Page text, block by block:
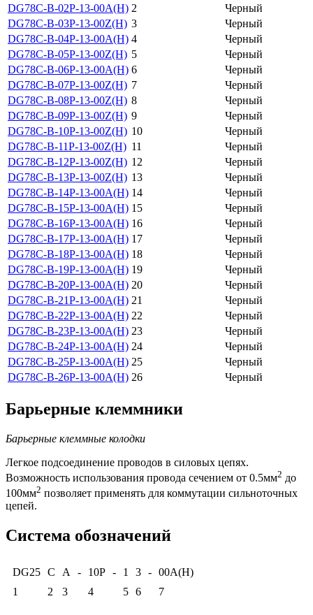
DG78C-B-02P-13-00A(H) 2
Черный
DG78C-B-03P-13-00Z(H) 3
Черный
DG78C-B-04P-13-00A(H) 4
Черный
DG78C-B-05P-13-00Z(H) 5
Черный
DG78C-B-06P-13-00A(H) 6
Черный
DG78C-B-07P-13-00Z(H) 7
Черный
DG78C-B-08P-13-00Z(H) 8
Черный
DG78C-B-09P-13-00Z(H) 9
Черный
DG78C-B-10P-13-00Z(H) 10
Черный
DG78C-B-11P-13-00Z(H) 11
Черный
DG78C-B-12P-13-00Z(H) 12
Черный
DG78C-B-13P-13-00Z(H) 13
Черный
DG78C-B-14P-13-00A(H) 14
Черный
DG78C-B-15P-13-00A(H) 15
Черный
DG78C-B-16P-13-00A(H) 16
Черный
DG78C-B-17P-13-00A(H) 17
Черный
DG78C-B-18P-13-00A(H) 18
Черный
DG78C-B-19P-13-00A(H) 19
Черный
DG78C-B-20P-13-00A(H) 20
Черный
DG78C-B-21P-13-00A(H) 21
Черный
DG78C-B-22P-13-00A(H) 22
Черный
DG78C-B-23P-13-00A(H) 23
Черный
DG78C-B-24P-13-00A(H) 24
Черный
DG78C-B-25P-13-00A(H) 25
Черный
DG78C-B-26P-13-00A(H) 26 Черный
Барьерные клеммники
Барьерные клеммные колодки
Легкое подсоединение проводов в силовых цепях.
Возможность использования провода сечением от 0.5мм2 до
100мм2 позволяет применять для коммутации сильноточных
цепей.
Система обозначений
DG25 C A - 10P - 1 3 - 00A(H)
1
2 3 4 5 6 7